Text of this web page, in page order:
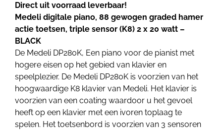
Direct uit voorraad leverbaar!
Medeli digitale piano, 88 gewogen graded hamer
actie toetsen, triple sensor (K8) 2 x 20 watt –
BLACK
De Medeli DP280K, Een piano voor de pianist met
hogere eisen op het gebied van klavier en
speelplezier. De Medeli DP280K is voorzien van het
hoogwaardige K8 klavier van Medeli. Het klavier is
voorzien van een coating waardoor u het gevoel
heeft op een klavier met een ivoren toplaag te
spelen. Het toetsenbord is voorzien van 3 sensoren